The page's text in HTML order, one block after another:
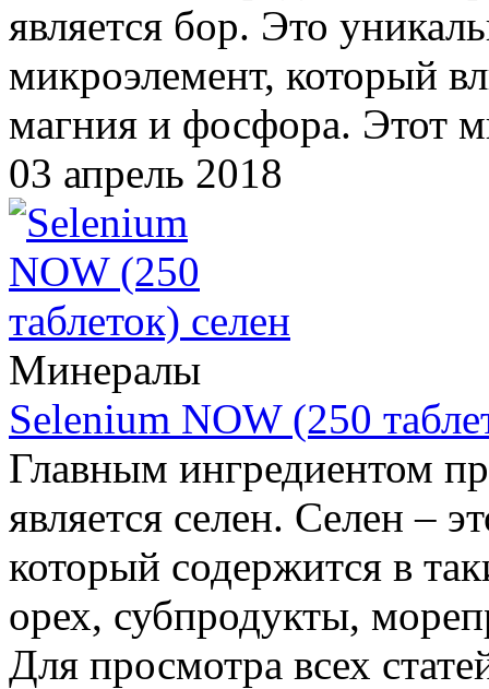
является бор. Это
микроэлемент, который
магния и фосфора. Этот
03 апрель 2018
Минералы
Selenium NOW (250
Главным ингредиентом
является селен. Селен –
который содержится в
орех, субпродукты,
Для просмотра всех